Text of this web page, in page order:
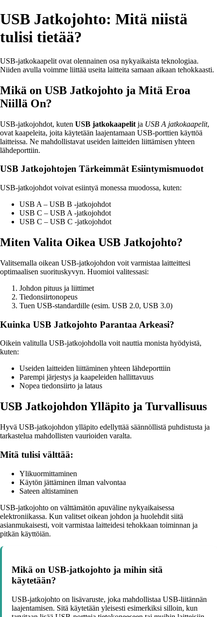
USB Jatkojohto: Mitä niistä
tulisi tietää?
USB-jatkokaapelit ovat olennainen osa nykyaikaista teknologiaa.
Niiden avulla voimme liittää useita laitteita samaan aikaan tehokkaasti.
Mikä on USB Jatkojohto ja Mitä Eroa
Niillä On?
USB-jatkojohdot, kuten USB jatkokaapelit ja USB A jatkokaapelit,
ovat kaapeleita, joita käytetään laajentamaan USB-porttien käyttöä
laitteissa. Ne mahdollistavat useiden laitteiden liittämisen yhteen
lähdeporttiin.
USB Jatkojohtojen Tärkeimmät Esiintymismuodot
USB-jatkojohdot voivat esiintyä monessa muodossa, kuten:
USB A – USB B -jatkojohdot
USB C – USB A -jatkojohdot
USB C – USB C -jatkojohdot
Miten Valita Oikea USB Jatkojohto?
Valitsemalla oikean USB-jatkojohdon voit varmistaa laitteittesi
optimaalisen suorituskyvyn. Huomioi valitessasi:
Johdon pituus ja liittimet
Tiedonsiirtonopeus
Tuen USB-standardille (esim. USB 2.0, USB 3.0)
Kuinka USB Jatkojohto Parantaa Arkeasi?
Oikein valitulla USB-jatkojohdolla voit nauttia monista hyödyistä,
kuten:
Useiden laitteiden liittäminen yhteen lähdeporttiin
Parempi järjestys ja kaapeleiden hallittavuus
Nopea tiedonsiirto ja lataus
USB Jatkojohdon Ylläpito ja Turvallisuus
Hyvä USB-jatkojohdon ylläpito edellyttää säännöllistä puhdistusta ja
tarkastelua mahdollisten vaurioiden varalta.
Mitä tulisi välttää:
Ylikuormittaminen
Käytön jättäminen ilman valvontaa
Sateen altistaminen
USB-jatkojohto on välttämätön apuväline nykyaikaisessa
elektroniikassa. Kun valitset oikean johdon ja huolehdit siitä
asianmukaisesti, voit varmistaa laitteidesi tehokkaan toiminnan ja
pitkän käyttöiän.
Mikä on USB-jatkojohto ja mihin sitä
käytetään?
USB-jatkojohto on lisävaruste, joka mahdollistaa USB-liitännän
laajentamisen. Sitä käytetään yleisesti esimerkiksi silloin, kun